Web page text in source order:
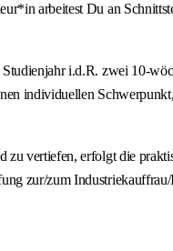
arbeitest Du an
i.d.R. zwei 10-
individuellen
zu vertiefen, erfolgt die
zur/zum